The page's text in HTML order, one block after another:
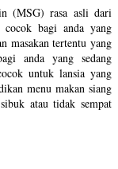
(MSG) rasa asli dari
cocok bagi anda yang
masakan tertentu yang
anda yang sedang
untuk lansia yang
menu makan siang
atau tidak sempat